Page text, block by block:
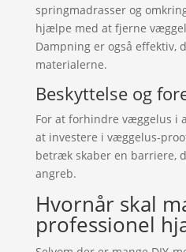
springmadrasser og
hjælpe med at fjerne
Dampning er også effektiv,
materialerne.
Beskyttelse og
For at forhindre væggelus i
at investere i væggelus-
betræk skaber en barriere,
angreb.
Hvornår skal
professionel